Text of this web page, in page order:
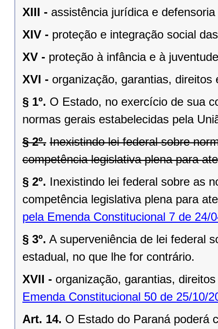
XIII - assistência jurídica e
XIV - proteção e integração social
XV - proteção à infância e à
XVI - organização, garantias,
§ 1º. O Estado, no exercício de sua
normas gerais estabelecidas pela
§ 2º. Inexistindo lei federal sobre
competência legislativa plena para
§ 2º. Inexistindo lei federal sobre as
competência legislativa plena para
pela Emenda Constitucional 7 de 24/
§ 3º. A superveniência de lei federal
estadual, no que lhe for contrário.
XVII - organização, garantias,
Emenda Constitucional 50 de 25/10/
Art. 14. O Estado do Paraná poderá